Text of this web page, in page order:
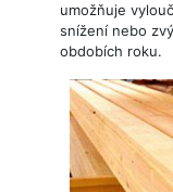
umožňuje
snížení nebo
obdobích roku.